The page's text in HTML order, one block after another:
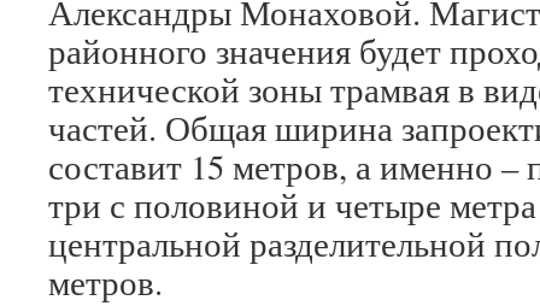
Александры Монаховой.
районного значения будет
технической зоны трамвая в
частей. Общая ширина
составит 15 метров, а именно
три с половиной и четыре
центральной разделительной
метров.